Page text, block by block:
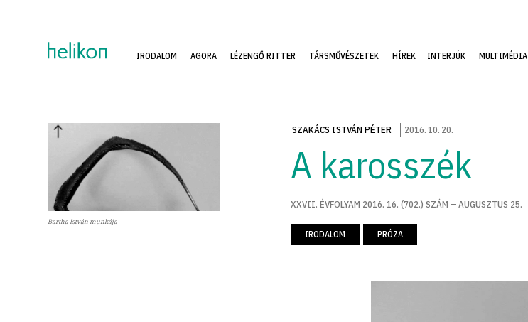
IRODALOM AGORA LÉZENGŐ RITTER TÁRSMŰVÉSZETEK HÍREK INTERJÚK MULTIMÉDIA
Bartha István munkája
SZAKÁCS ISTVÁN PÉTER 2016. 10. 20.
A karosszék
XXVII. ÉVFOLYAM 2016. 16. (702.) SZÁM – AUGUSZTUS 25.
IRODALOM PRÓZA